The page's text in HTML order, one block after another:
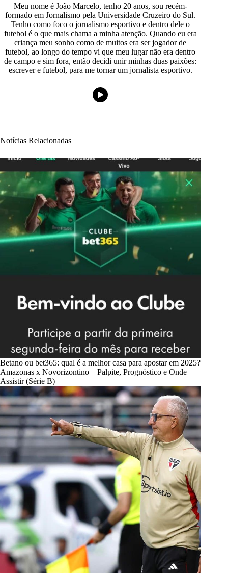
Meu nome é João Marcelo, tenho 20 anos, sou recém-
formado em Jornalismo pela Universidade Cruzeiro do Sul.
Tenho como foco o jornalismo esportivo e dentro dele o
futebol é o que mais chama a minha atenção. Quando eu era
criança meu sonho como de muitos era ser jogador de
futebol, ao longo do tempo vi que meu lugar não era dentro
de campo e sim fora, então decidi unir minhas duas paixões:
escrever e futebol, para me tornar um jornalista esportivo.
Notícias Relacionadas
Betano ou bet365: qual é a melhor casa para apostar em 2025?
Amazonas x Novorizontino – Palpite, Prognóstico e Onde
Assistir (Série B)